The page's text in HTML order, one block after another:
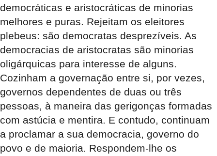
democráticas e aristocráticas de minorias
melhores e puras. Rejeitam os eleitores
plebeus: são democratas desprezíveis. As
democracias de aristocratas são minorias
oligárquicas para interesse de alguns.
Cozinham a governação entre si, por vezes,
governos dependentes de duas ou três
pessoas, à maneira das gerigonças formadas
com astúcia e mentira. E contudo, continuam
a proclamar a sua democracia, governo do
povo e de maioria. Respondem-lhe os